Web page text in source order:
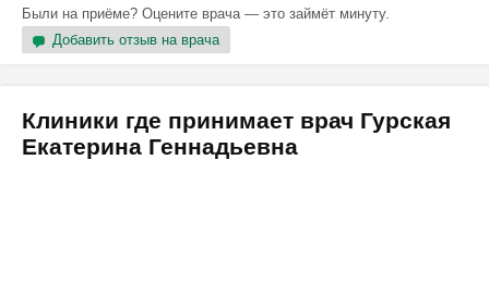
Были на приёме? Оцените врача — это займёт минуту.
Добавить отзыв на врача
Клиники где принимает врач Гурская
Екатерина Геннадьевна